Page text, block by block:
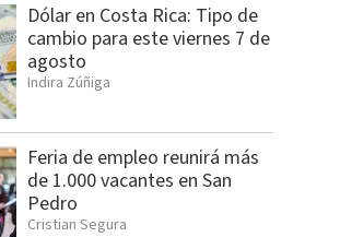
Dólar en Costa Rica: Tipo de
cambio para este viernes 7 de
agosto
Indira Zúñiga
Feria de empleo reunirá más
de 1.000 vacantes en San
Pedro
Cristian Segura